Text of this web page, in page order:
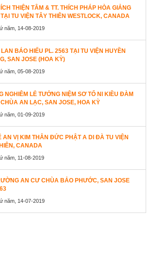
THIỆN TÂM & TT. THÍCH PHÁP HÒA GIẢNG
TU VIỆN TÂY THIÊN WESTLOCK, CANADA
năm, 14-08-2019
BÁO HIẾU PL. 2563 TẠI TU VIỆN HUYỀN
SAN JOSE (HOA KỲ)
năm, 05-08-2019
NGHIÊM LỄ TƯỞNG NIỆM SƠ TỔ NI KIỀU ĐÀM
AN LẠC, SAN JOSE, HOA KỲ
năm, 01-09-2019
AN VỊ KIM THÂN ĐỨC PHẬT A DI ĐÀ TU VIỆN
CANADA
năm, 11-08-2019
AN CƯ CHÙA BẢO PHƯỚC, SAN JOSE
năm, 14-07-2019